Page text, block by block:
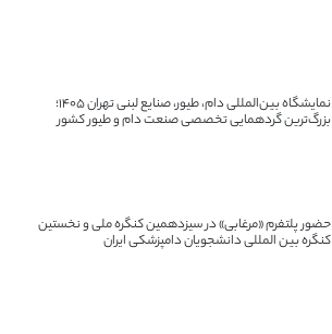
نمایشگاه بین‌المللی دام، طیور، صنایع لبنی تهران ۱۴۰۵؛
بزرگ‌ترین گردهمایی تخصصی صنعت دام و طیور کشور
حضور پلتفرم «مرغابی» در سیزدهمین کنگره ملی و نخستین
کنگره بین ‌المللی دانشجویان دامپزشکی ایران